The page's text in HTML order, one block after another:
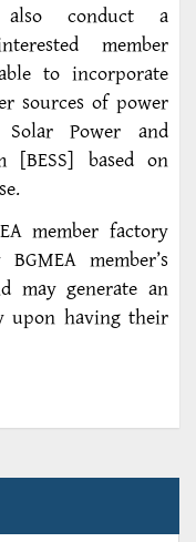
conduct a
member
to incorporate
sources of power
Power and
[BESS] based on
member factory
member’s
may generate an
upon having their